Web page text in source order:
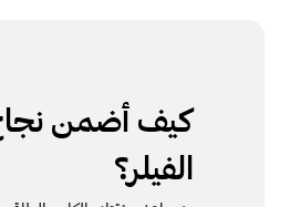
كيف أضمن
الفيلر؟